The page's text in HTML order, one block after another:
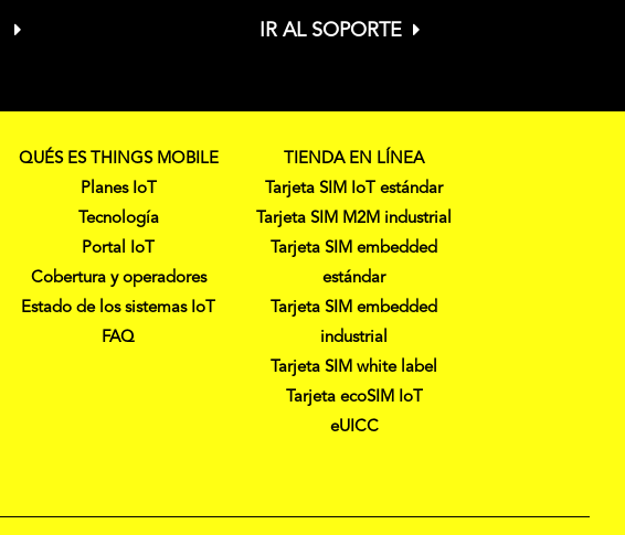
IR AL SOPORTE
QUÉS ES THINGS MOBILE
Planes IoT
Tecnología
Portal IoT
Cobertura y operadores
Estado de los sistemas IoT
FAQ
TIENDA EN LÍNEA
Tarjeta SIM IoT estándar
Tarjeta SIM M2M industrial
Tarjeta SIM embedded
estándar
Tarjeta SIM embedded
industrial
Tarjeta SIM white label
Tarjeta ecoSIM IoT
eUICC